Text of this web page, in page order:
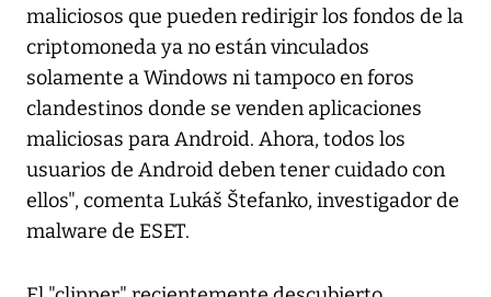
maliciosos que pueden redirigir los fondos de la
criptomoneda ya no están vinculados
solamente a Windows ni tampoco en foros
clandestinos donde se venden aplicaciones
maliciosas para Android. Ahora, todos los
usuarios de Android deben tener cuidado con
ellos", comenta Lukáš Štefanko, investigador de
malware de ESET.